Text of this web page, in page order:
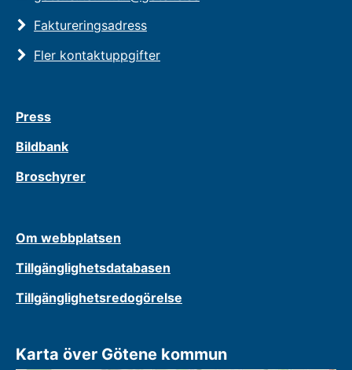
Faktureringsadress
Fler kontaktuppgifter
Press
Bildbank
Broschyrer
Om webbplatsen
Tillgänglighetsdatabasen
Tillgänglighetsredogörelse
Karta över Götene kommun